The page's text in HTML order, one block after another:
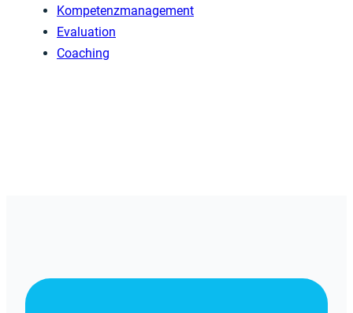
Kompetenzmanagement
Evaluation
Coaching